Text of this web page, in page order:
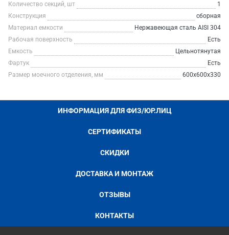
Количество секций, шт
1
Конструкция
сборная
Материал емкости
Нержавеющая сталь AISI 304
Рабочая поверхность
Есть
Емкость
Цельнотянутая
Фартук
Есть
Размер моечного отделения, мм
600х600х330
ИНФОРМАЦИЯ ДЛЯ ФИЗ/ЮР.ЛИЦ
СЕРТИФИКАТЫ
СКИДКИ
ДОСТАВКА И МОНТАЖ
ОТЗЫВЫ
КОНТАКТЫ